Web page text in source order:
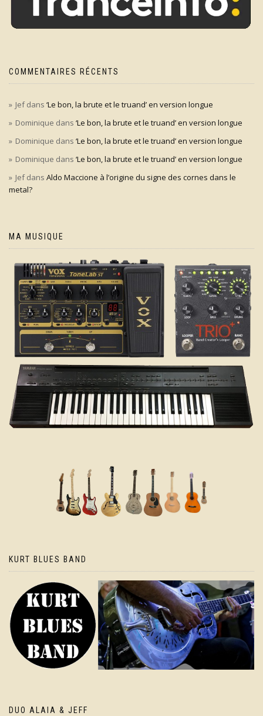
COMMENTAIRES RÉCENTS
Jefdans ‘Le bon, la brute et le truand’ en version longue
Dominique dans ‘Le bon, la brute et le truand’ en version longue
Dominique dans ‘Le bon, la brute et le truand’ en version longue
Dominique dans ‘Le bon, la brute et le truand’ en version longue
Jefdans Aldo Maccione à l’origine du signe des cornes dans le
metal?
MA MUSIQUE
KURT BLUES BAND
DUO ALAIA & JEFF